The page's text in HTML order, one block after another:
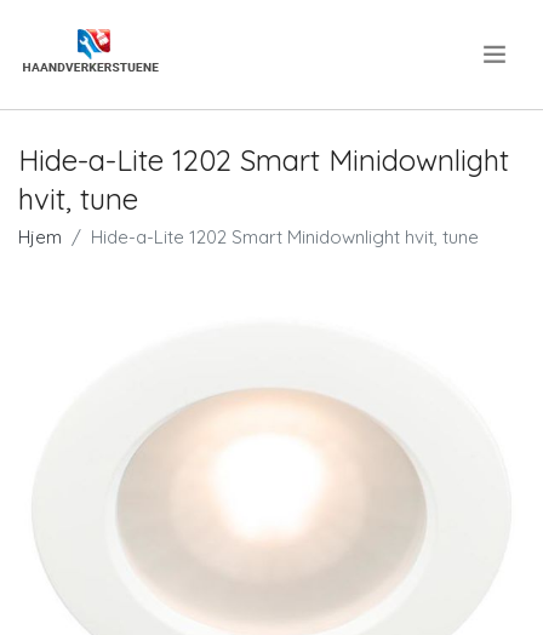
Hide-a-Lite 1202 Smart Minidownlight
hvit, tune
Hjem Hide-a-Lite 1202 Smart Minidownlight hvit, tune